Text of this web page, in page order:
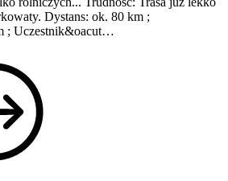
Dystans: ok. 80 km ;
; Uczestnik&oacut…